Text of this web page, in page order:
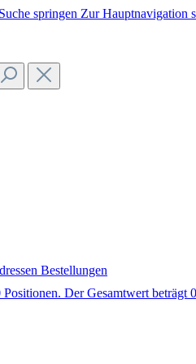
springen Zur Hauptnavigation
Bestellungen
Der Gesamtwert beträgt